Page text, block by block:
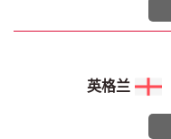
英格兰